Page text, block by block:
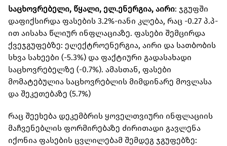
საცხოვრებელი, წყალი, ელ.ენერგია, აირი: ჯგუფში
დაფიქსირდა ფასების 3.2%-იანი კლება, რაც -0.27 პ.პ-
ით აისახა წლიურ ინფლაციაზე. ფასები შემცირდა
ქვეჯგუფებზე: ელექტროენერგია, აირი და სათბობის
სხვა სახეები (-5.3%) და ფაქტიური გადასახადი
საცხოვრებელზე (-0.7%). ამასთან, ფასები
მომატებულია საცხოვრებლის მიმდინარე მოვლასა
და შეკეთებაზე (5.7%)
რაც შეეხება დეკემბრის ყოველთვიური ინფლაციის
მაჩვენებლის ფორმირებაზე ძირითადი გავლენა
იქონია ფასების ცვლილებამ შემდეგ ჯგუფებზე: